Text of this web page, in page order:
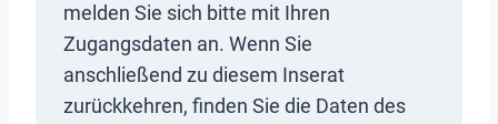
melden Sie sich bitte mit Ihren
Zugangsdaten an. Wenn Sie
anschließend zu diesem Inserat
zurückkehren, finden Sie die Daten des